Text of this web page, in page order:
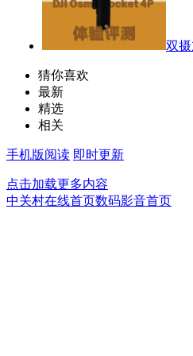
双摄
猜你喜欢
最新
精选
相关
手机版阅读 即时更新
点击加载更多内容
中关村在线首页数码影音首页